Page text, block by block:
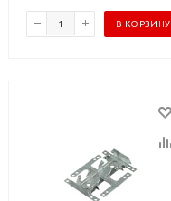
В КОРЗИНУ